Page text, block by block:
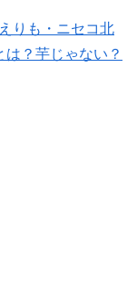
りも・ニセコ北
？芋じゃない？